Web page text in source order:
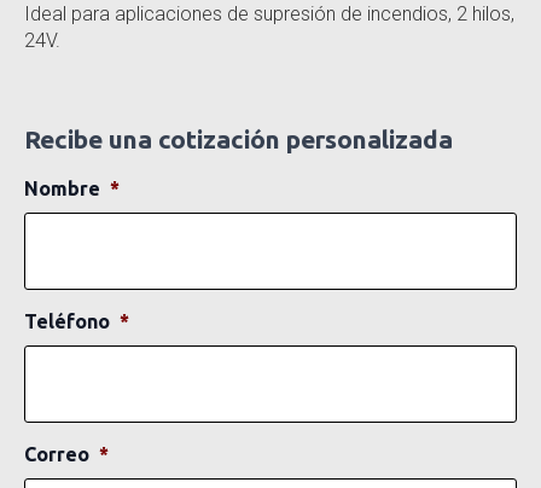
Ideal para aplicaciones de supresión de incendios, 2 hilos,
24V.
Recibe una cotización personalizada
Nombre *
Teléfono *
Correo *